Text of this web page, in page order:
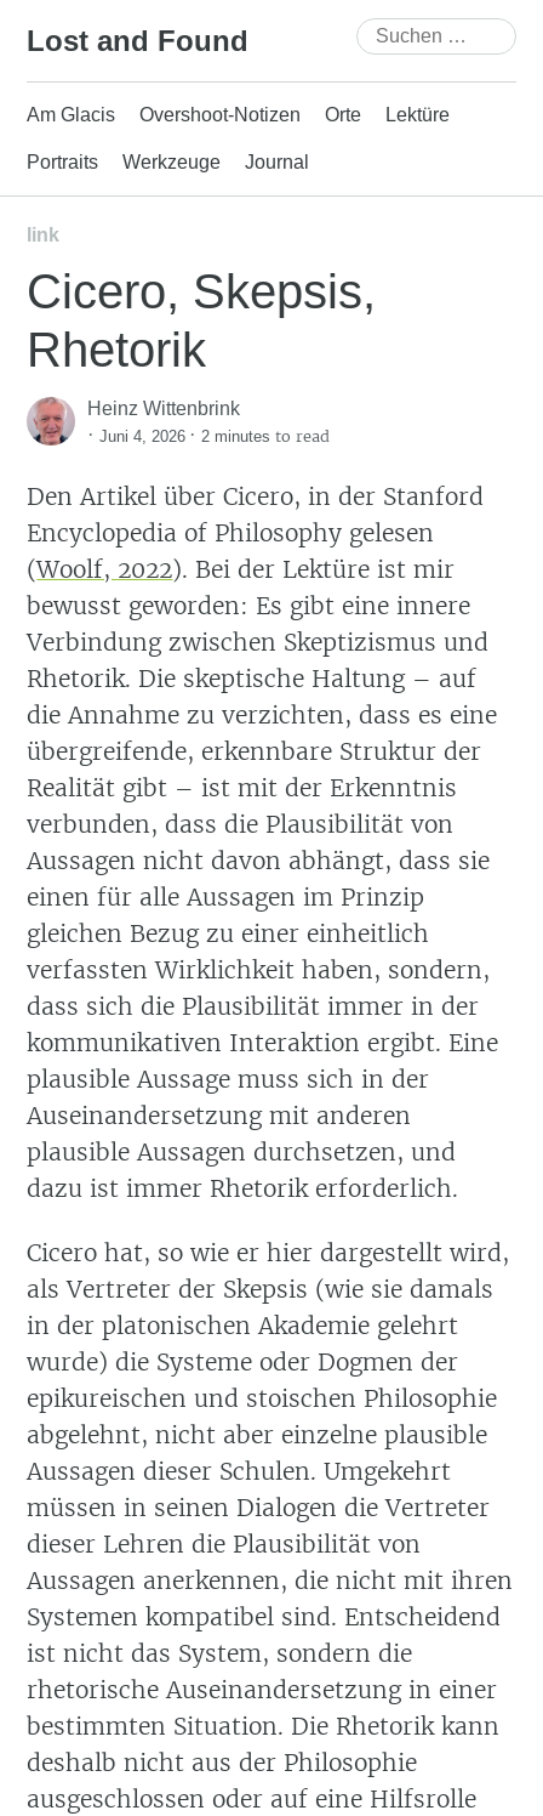
Lost and Found
Suchen
nach:
Am Glacis Overshoot-Notizen Orte Lektüre
Portraits Werkzeuge Journal
link
Cicero, Skepsis,
Rhetorik
Heinz Wittenbrink
·Juni 4, 2026 ·2 minutes to read
Den Artikel über Cicero, in der Stanford
Encyclopedia of Philosophy gelesen
(Woolf, 2022). Bei der Lektüre ist mir
bewusst geworden: Es gibt eine innere
Verbindung zwischen Skeptizismus und
Rhetorik. Die skeptische Haltung – auf
die Annahme zu verzichten, dass es eine
übergreifende, erkennbare Struktur der
Realität gibt – ist mit der Erkenntnis
verbunden, dass die Plausibilität von
Aussagen nicht davon abhängt, dass sie
einen für alle Aussagen im Prinzip
gleichen Bezug zu einer einheitlich
verfassten Wirklichkeit haben, sondern,
dass sich die Plausibilität immer in der
kommunikativen Interaktion ergibt. Eine
plausible Aussage muss sich in der
Auseinandersetzung mit anderen
plausible Aussagen durchsetzen, und
dazu ist immer Rhetorik erforderlich.
Cicero hat, so wie er hier dargestellt wird,
als Vertreter der Skepsis (wie sie damals
in der platonischen Akademie gelehrt
wurde) die Systeme oder Dogmen der
epikureischen und stoischen Philosophie
abgelehnt, nicht aber einzelne plausible
Aussagen dieser Schulen. Umgekehrt
müssen in seinen Dialogen die Vertreter
dieser Lehren die Plausibilität von
Aussagen anerkennen, die nicht mit ihren
Systemen kompatibel sind. Entscheidend
ist nicht das System, sondern die
rhetorische Auseinandersetzung in einer
bestimmten Situation. Die Rhetorik kann
deshalb nicht aus der Philosophie
ausgeschlossen oder auf eine Hilfsrolle